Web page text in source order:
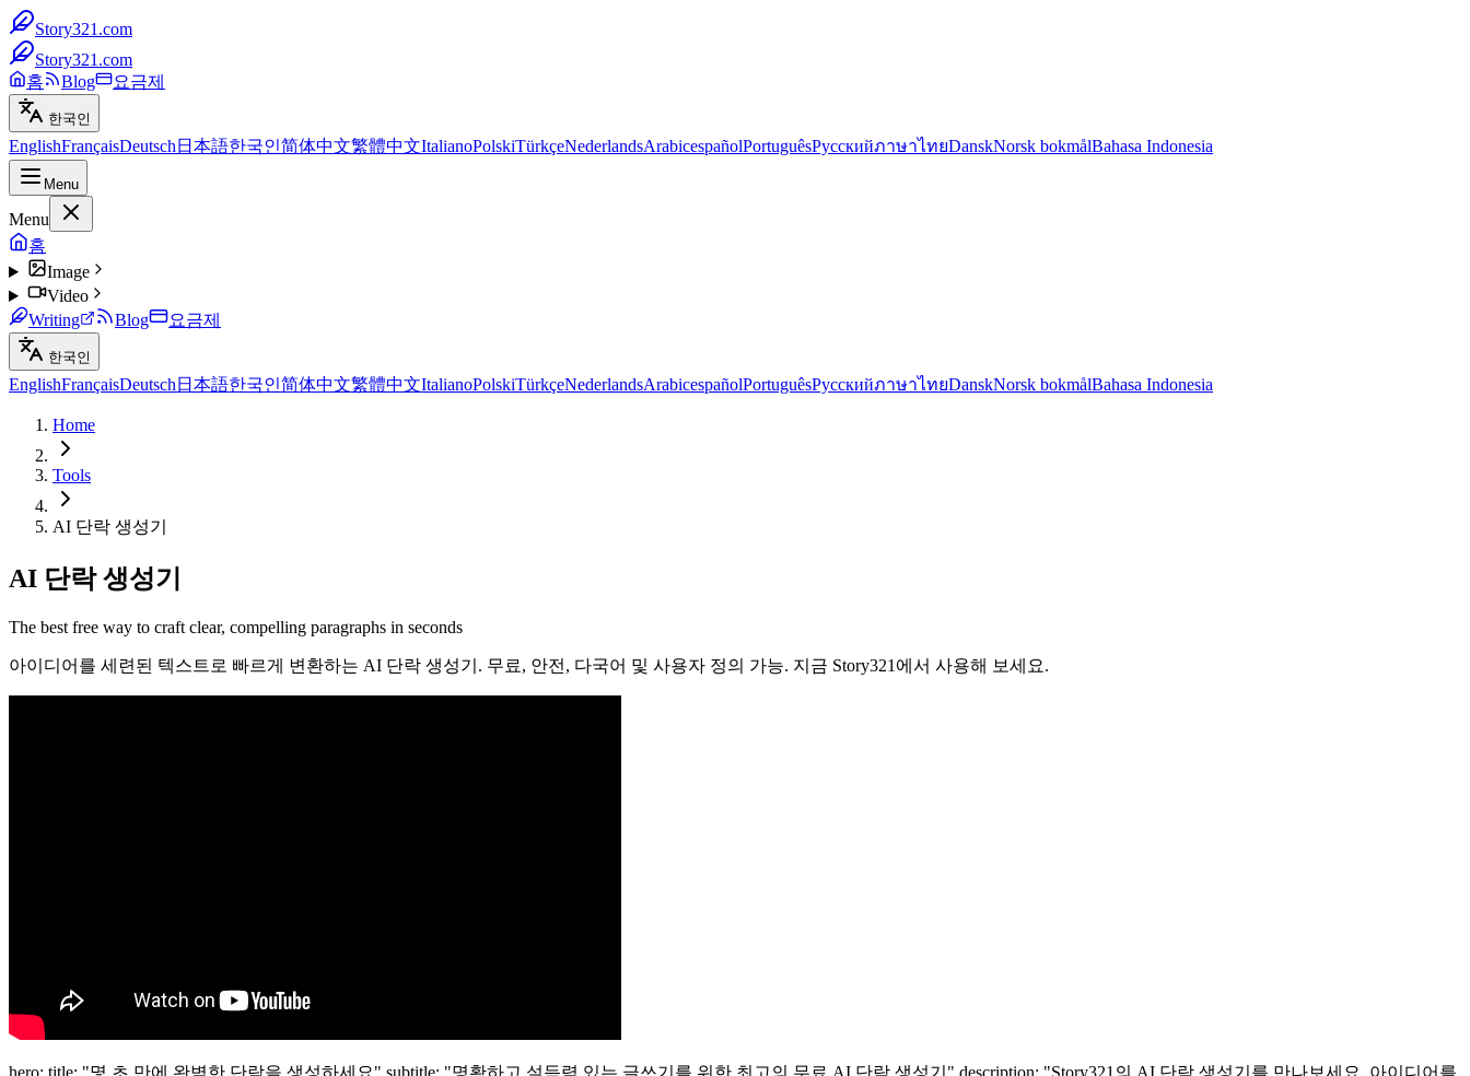
Story321.com
Story321.com
홈
Blog 요금제
한국인
EnglishFrançaisDeutsch 日本語한국인简体中文繁體中文ItalianoPolskiTürkçeNederlandsArabicespañolPortuguêsРусскийภาษาไทยDanskNorsk bokmålBahasa Indonesia
Menu
Menu
홈
Image
Video
Writing
Blog 요금제
한국인
EnglishFrançaisDeutsch 日本語한국인简体中文繁體中文ItalianoPolskiTürkçeNederlandsArabicespañolPortuguêsРусскийภาษาไทยDanskNorsk bokmålBahasa Indonesia
Home
Tools
AI 단락 생성기
AI 단락 생성기
The best free way to craft clear, compelling paragraphs in seconds
아이디어를 세련된 텍스트로 빠르게 변환하는 AI 단락 생성기. 무료, 안전, 다국어 및 사용자 정의 가능. 지금 Story321에서 사용해 보세요.
hero: title: "몇 초 만에 완벽한 단락을 생성하세요" subtitle: "명확하고 설득력 있는 글쓰기를 위한 최고의 무료 AI 단락 생성기" description: "Story321의 AI 단락 생성기를 만나보세요. 아이디어를